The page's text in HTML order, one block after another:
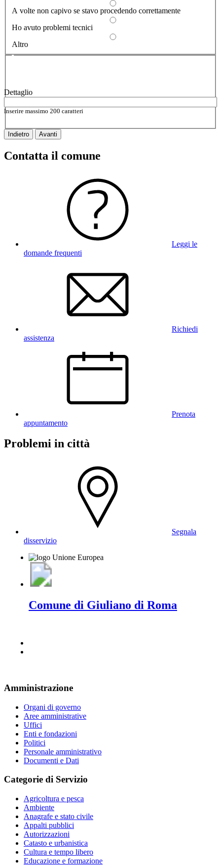
A volte non capivo se stavo procedendo correttamente
Ho avuto problemi tecnici
Altro
Dettaglio
Inserire massimo 200 caratteri
Indietro Avanti
Contatta il comune
Leggi le
domande frequenti
Richiedi
assistenza
Prenota
appuntamento
Problemi in città
Segnala
disservizio
Comune di Giuliano di Roma
Amministrazione
Organi di governo
Aree amministrative
Uffici
Enti e fondazioni
Politici
Personale amministrativo
Documenti e Dati
Categorie di Servizio
Agricoltura e pesca
Ambiente
Anagrafe e stato civile
Appalti pubblici
Autorizzazioni
Catasto e urbanistica
Cultura e tempo libero
Educazione e formazione